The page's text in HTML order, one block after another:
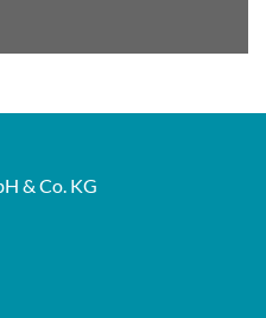
& Co. KG